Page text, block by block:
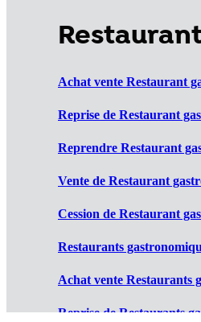
Achat vente Restaurant
Reprise de Restaurant
Reprendre Restaurant
Vente de Restaurant
Cession de Restaurant
Restaurants
Achat vente Restaurants
Reprise de Restaurants